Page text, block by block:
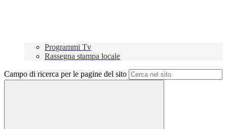
Programmi Tv
Rassegna stampa locale
Campo di ricerca per le pagine del sito